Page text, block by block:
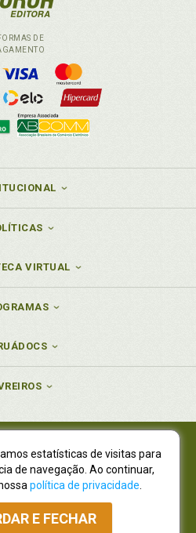
DE
VIRTUAL
CNPJ 77.535.508/0001-19
CNPJ 01.701.561/0001-80
Dallegrave, 7665, São Lourenço |
- CEP 82210-310
|Vendas Atacado: (41) 4009-3939
estatísticas de visitas para
de navegação. Ao continuar,
política de privacidade
E FECHAR